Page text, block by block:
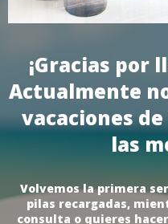
¡Gracias por
Actualmente
vacaciones
las
Volvemos la primera
pilas recargadas,
consulta o quieres